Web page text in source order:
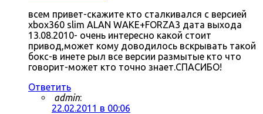
всем привет-скажите кто сталкивался с версией
xbox360 slim ALAN WAKE+FORZA3 дата выхода
13.08.2010- очень интересно какой стоит
привод,может кому доводилось вскрывать такой
бокс-в инете рыл все версии размытые кто что
говорит-может кто точно знает.СПАСИБО!
Ответить
admin:
22.02.2011 в 00:06